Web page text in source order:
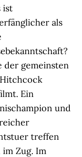
ist
als
der gemeinsten
Ein
und
treffen
im Zug. Im